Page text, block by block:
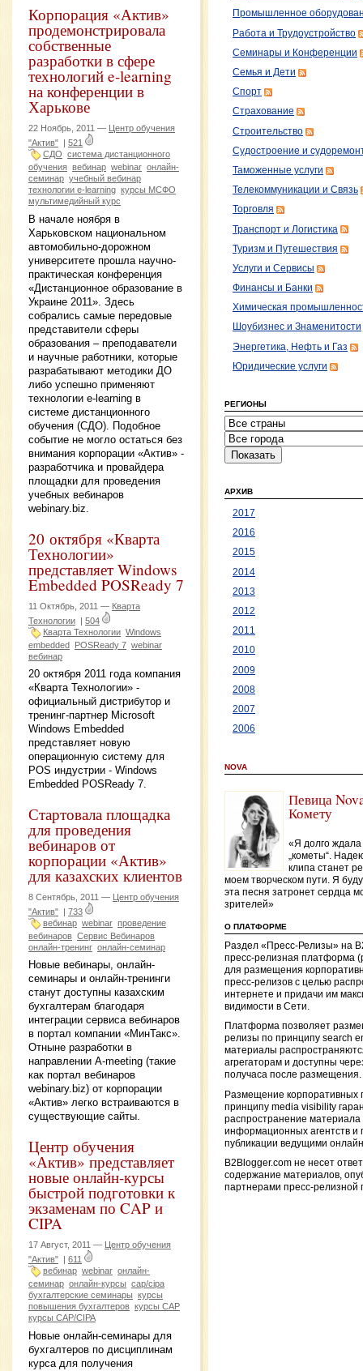
Корпорация «Актив»
продемонстрировала
собственные
разработки в сфере
технологий e-learning
на конференции в
Харькове
22 Ноябрь, 2011 —
Центр обучения
"Актив"
521
СДО система дистанционного
обучения вебинар webinar онлайн-
семинар учебный вебинар
технологии e-learning курсы МСФО
мультимедийный курс
В начале ноября в
Харьковском национальном
автомобильно-дорожном
университете прошла научно-
практическая конференция
«Дистанционное образование в
Украине 2011». Здесь
собрались самые передовые
представители сферы
образования – преподаватели
и научные работники, которые
разрабатывают методики ДО
либо успешно применяют
технологии e-learning в
системе дистанционного
обучения (СДО). Подобное
событие не могло остаться без
внимания корпорации «Актив» -
разработчика и провайдера
площадки для проведения
учебных вебинаров
webinary.biz.
20 октября «Кварта
Технологии»
представляет Windows
Embedded POSReady 7
11 Октябрь, 2011 — Кварта
Технологии | 504
Кварта Технологии Windows
embedded POSReady 7 webinar
вебинар
20 октября 2011 года компания
«Кварта Технологии» -
официальный дистрибутор и
тренинг-партнер Microsoft
Windows Embedded
представляет новую
операционную систему для
POS индустрии - Windows
Embedded POSReady 7.
Стартовала площадка
для проведения
вебинаров от
корпорации «Актив»
для казахских клиентов
8 Сентябрь, 2011 — Центр обучения
"Актив" | 733
вебинар webinar проведение
вебинаров Сервис Вебинаров
онлайн-тренинг онлайн-семинар
Новые вебинары, онлайн-
семинары и онлайн-тренинги
станут доступны казахским
бухгалтерам благодаря
интеграции сервиса вебинаров
в портал компании «МинТакс».
Отныне разработки в
направлении A-meeting (такие
как портал вебинаров
webinary.biz) от корпорации
«Актив» легко встраиваются в
существующие сайты.
Центр обучения
«Актив» представляет
новые онлайн-курсы
быстрой подготовки к
экзаменам по CAP и
CIPA
17 Август, 2011 — Центр обучения
"Актив" | 611
вебинар webinar онлайн-
семинар онлайн-курсы cap/cipa
бухгалтерские семинары курсы
повышения бухгалтеров курсы CAP
курсы CAP/CIPA
Новые онлайн-семинары для
бухгалтеров по дисциплинам
курса для получения
Промышленное
Работа и Трудоустройство
Семинары и Конференции
Семья и Дети
Спорт
Страхование
Строительство
Судостроение и
Таможенные услуги
Телекоммуникации и Связь
Торговля
Транспорт и Логистика
Туризм и Путешествия
Услуги и Сервисы
Финансы и Банки
Химическая
Шоубизнес и Знаменитости
Энергетика, Нефть и Газ
Юридические услуги
РЕГИОНЫ
АРХИВ
2017
2016
2015
2014
2013
2012
2011
2010
2009
2008
2007
2006
NOVA
Певица
Комету
«Я долго ждала
„кометы“.
клипа станет
моем творческом пути. Я
эта песня затронет сердца
зрителей»
О ПЛАТФОРМЕ
Раздел «Пресс-Релизы» на
пресс-релизная платформа
для размещения
пресс-релизов с целью
интернете и придачи им
видимости в Сети.
Платформа позволяет
релизы по принципу search
материалы
агрегаторам и доступны
получаса после размещения.
Размещение корпоративных
принципу media visibility
распространение материала
информационных агентств и
публикации ведущими
B2Blogger.com не несет
содержание материалов,
партнерами пресс-